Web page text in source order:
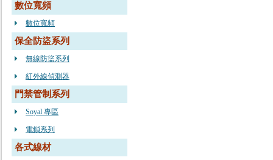
數位寬頻
數位寬頻
保全防盜系列
無線防盜系列
紅外線偵測器
門禁管制系列
Soyal 專區
電鎖系列
各式線材